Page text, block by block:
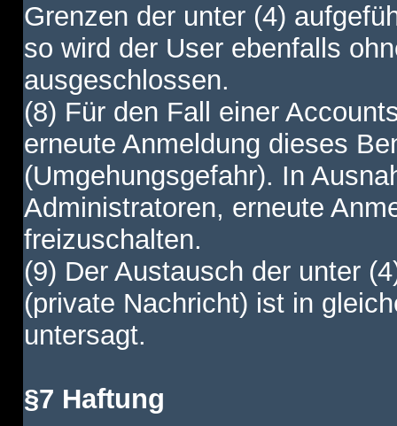
Grenzen der unter (4)
so wird der User ebenfalls
ausgeschlossen.
(8) Für den Fall einer
erneute Anmeldung dieses
(Umgehungsgefahr). In
Administratoren, erneute
freizuschalten.
(9) Der Austausch der unter
(private Nachricht) ist in
untersagt.
§7 Haftung